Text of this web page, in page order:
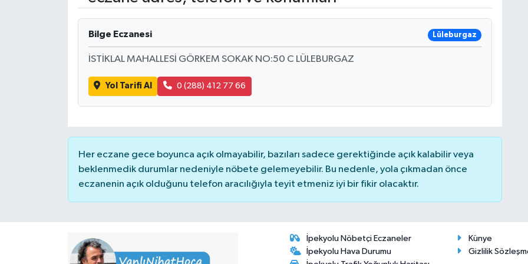
Bilge Eczanesi Lüleburgaz
İSTİKLAL MAHALLESİ GÖRKEM SOKAK NO:50 C LÜLEBURGAZ
Yol Tarifi Al 0 (288) 412 77 66
Her eczane gece boyunca açık olmayabilir, bazıları sadece gerektiğinde açık kalabilir veya
beklenmedik durumlar nedeniyle nöbete gelemeyebilir. Bu nedenle, yola çıkmadan önce
eczanenin açık olduğunu telefon aracılığıyla teyit etmeniz iyi bir fikir olacaktır.
İpekyolu Nöbetçi Eczaneler
İpekyolu Hava Durumu
Künye
Gizlilik